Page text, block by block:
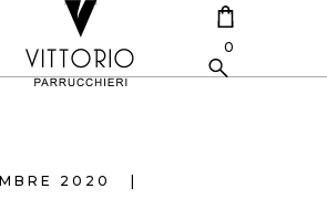
0
2020